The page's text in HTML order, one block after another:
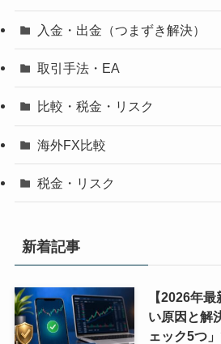
入金・出金（つまずき解決）
取引手法・EA
比較・税金・リスク
海外FX比較
税金・リスク
新着記事
【2026年
い原因と解
ェック5つ